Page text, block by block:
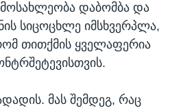
მოსახლეობა დაბომბა და
სიცოცხლე იმსხვერპლა,
თითქმის ყველაფერია
მას შემდეგ, რაც